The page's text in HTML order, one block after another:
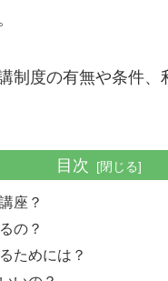
制度の有無や条件
目次
座？
の？
ためには？